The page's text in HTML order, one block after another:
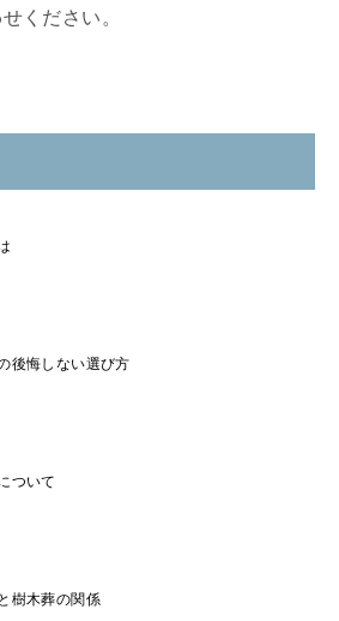
ください。
後悔しない選び方
ついて
樹木葬の関係